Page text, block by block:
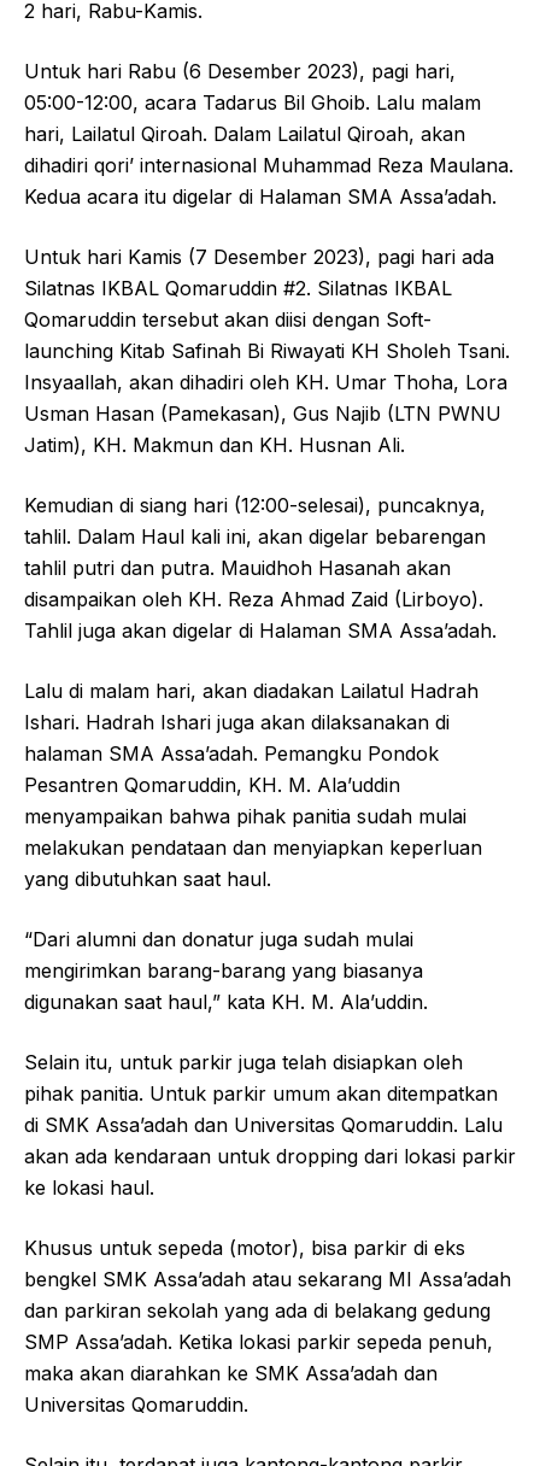
2 hari, Rabu-Kamis.
Untuk hari Rabu (6 Desember 2023), pagi hari,
05:00-12:00, acara Tadarus Bil Ghoib. Lalu malam
hari, Lailatul Qiroah. Dalam Lailatul Qiroah, akan
dihadiri qori’ internasional Muhammad Reza Maulana.
Kedua acara itu digelar di Halaman SMA Assa’adah.
Untuk hari Kamis (7 Desember 2023), pagi hari ada
Silatnas IKBAL Qomaruddin #2. Silatnas IKBAL
Qomaruddin tersebut akan diisi dengan Soft-
launching Kitab Safinah Bi Riwayati KH Sholeh Tsani.
Insyaallah, akan dihadiri oleh KH. Umar Thoha, Lora
Usman Hasan (Pamekasan), Gus Najib (LTN PWNU
Jatim), KH. Makmun dan KH. Husnan Ali.
Kemudian di siang hari (12:00-selesai), puncaknya,
tahlil. Dalam Haul kali ini, akan digelar bebarengan
tahlil putri dan putra. Mauidhoh Hasanah akan
disampaikan oleh KH. Reza Ahmad Zaid (Lirboyo).
Tahlil juga akan digelar di Halaman SMA Assa’adah.
Lalu di malam hari, akan diadakan Lailatul Hadrah
Ishari. Hadrah Ishari juga akan dilaksanakan di
halaman SMA Assa’adah. Pemangku Pondok
Pesantren Qomaruddin, KH. M. Ala’uddin
menyampaikan bahwa pihak panitia sudah mulai
melakukan pendataan dan menyiapkan keperluan
yang dibutuhkan saat haul.
“Dari alumni dan donatur juga sudah mulai
mengirimkan barang-barang yang biasanya
digunakan saat haul,” kata KH. M. Ala’uddin.
Selain itu, untuk parkir juga telah disiapkan oleh
pihak panitia. Untuk parkir umum akan ditempatkan
di SMK Assa’adah dan Universitas Qomaruddin. Lalu
akan ada kendaraan untuk dropping dari lokasi parkir
ke lokasi haul.
Khusus untuk sepeda (motor), bisa parkir di eks
bengkel SMK Assa’adah atau sekarang MI Assa’adah
dan parkiran sekolah yang ada di belakang gedung
SMP Assa’adah. Ketika lokasi parkir sepeda penuh,
maka akan diarahkan ke SMK Assa’adah dan
Universitas Qomaruddin.